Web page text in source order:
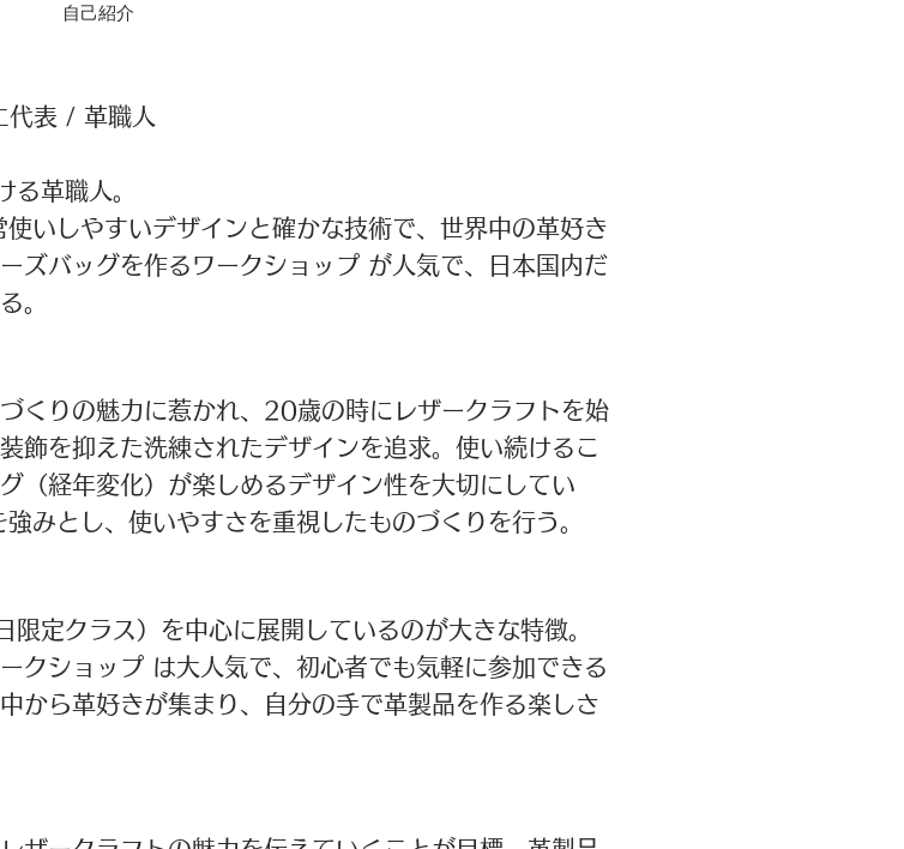
自己紹介
表 / 革職人
革職人。
いしやすいデザインと確かな技術で、世界中の革好き
ズバッグを作るワークショップ が人気で、日本国内だ
。
くりの魅力に惹かれ、20歳の時にレザークラフトを始
飾を抑えた洗練されたデザインを追求。使い続けるこ
（経年変化）が楽しめるデザイン性を大切にしてい
みとし、使いやすさを重視したものづくりを行う。
定クラス）を中心に展開しているのが大きな特徴。
クショップ は大人気で、初心者でも気軽に参加できる
から革好きが集まり、自分の手で革製品を作る楽しさ